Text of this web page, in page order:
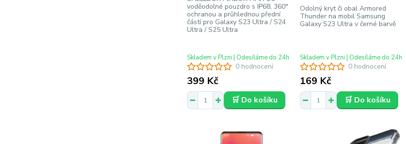
0 hodnocení
voděodolné pouzdro s IP68, 360°
ochranou a průhlednou přední
částí pro Galaxy S23 Ultra / S24
Ultra / S25 Ultra
399 Kč
Skladem v Plzni | Odesíláme do 24h
🛒 Do košíku
0 hodnocení
Odolný kryt či obal Armored
Thunder na mobil Samsung
Galaxy S23 Ultra v černé barvě
169 Kč
Skladem v Plzni | Odesíláme do 24h
🛒 Do košíku